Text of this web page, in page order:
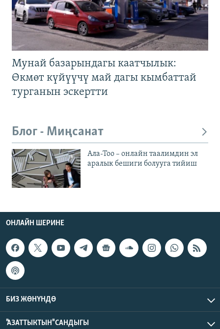
Мунай базарындагы каатчылык:
Өкмөт күйүүчү май дагы кымбаттай
турганын эскертти
Блог - Миңсанат
Ала-Тоо – онлайн таалимдин эл
аралык бешиги болууга тийиш
ОНЛАЙН ШЕРИНЕ
БИЗ ЖӨНҮНДӨ
"АЗАТТЫКТЫН" САНДЫГЫ